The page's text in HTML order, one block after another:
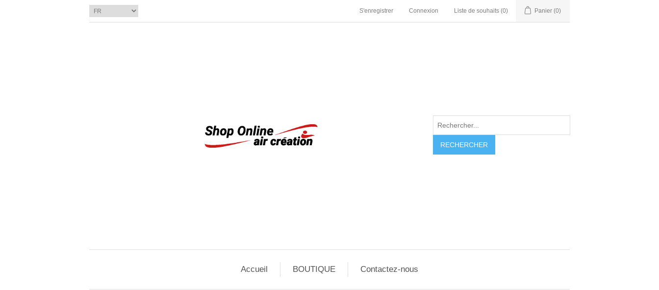
S'enregistrer Connexion Liste de souhaits (0) Panier (0)
RECHERCHER
Accueil BOUTIQUE Contactez-nous